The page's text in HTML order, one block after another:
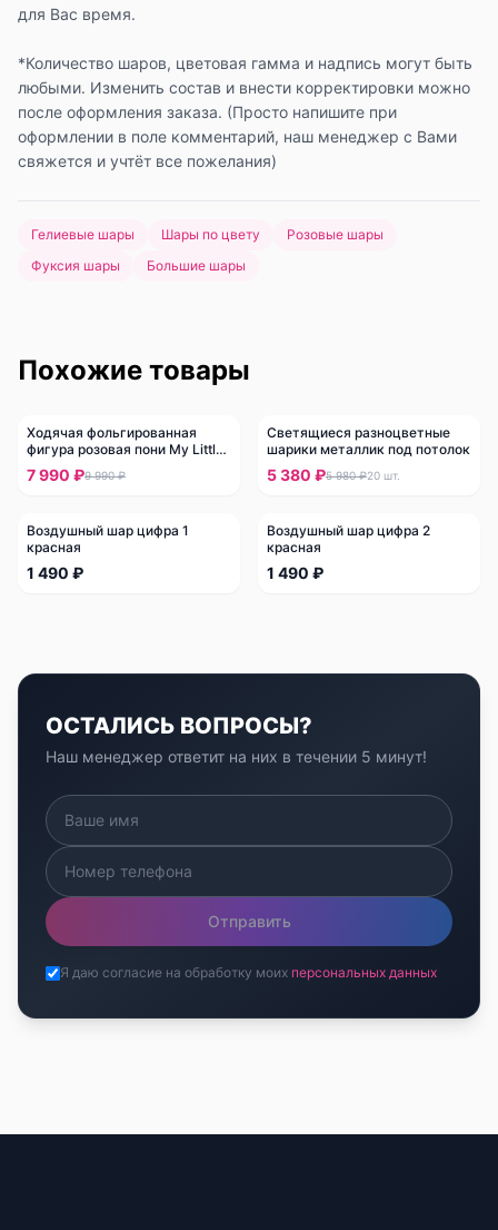
для Вас время.
*Количество шаров, цветовая гамма и надпись могут быть
любыми. Изменить состав и внести корректировки можно
после оформления заказа. (Просто напишите при
оформлении в поле комментарий, наш менеджер с Вами
свяжется и учтёт все пожелания)
Гелиевые шары Шары по цвету
Розовые шары
Фуксия шары
Большие шары
Похожие товары
-20%
Ходячая фольгированная
фигура розовая пони My Little
Pony
7 990 ₽9 990 ₽
-10%
Светящиеся разноцветные
шарики металлик под потолок
5 380 ₽5 980 ₽20 шт.
Воздушный шар цифра 1
красная
1 490 ₽
Воздушный шар цифра 2
красная
1 490 ₽
ОСТАЛИСЬ ВОПРОСЫ?
Наш менеджер ответит на них в течении 5 минут!
Отправить
Я даю согласие на обработку моих персональных данных